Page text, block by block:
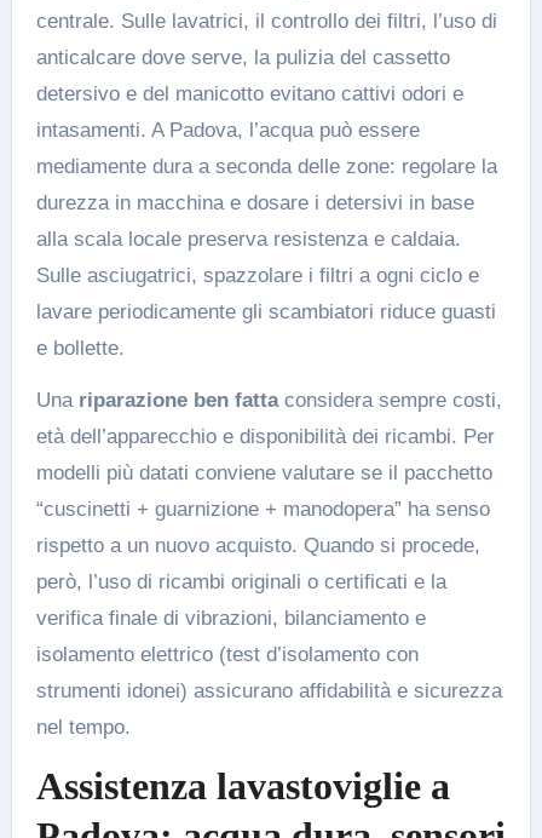
centrale. Sulle lavatrici, il controllo dei filtri, l’uso di
anticalcare dove serve, la pulizia del cassetto
detersivo e del manicotto evitano cattivi odori e
intasamenti. A Padova, l’acqua può essere
mediamente dura a seconda delle zone: regolare la
durezza in macchina e dosare i detersivi in base
alla scala locale preserva resistenza e caldaia.
Sulle asciugatrici, spazzolare i filtri a ogni ciclo e
lavare periodicamente gli scambiatori riduce guasti
e bollette.
Una riparazione ben fattaconsidera sempre costi,
età dell’apparecchio e disponibilità dei ricambi. Per
modelli più datati conviene valutare se il pacchetto
“cuscinetti + guarnizione + manodopera” ha senso
rispetto a un nuovo acquisto. Quando si procede,
però, l’uso di ricambi originali o certificati e la
verifica finale di vibrazioni, bilanciamento e
isolamento elettrico (test d’isolamento con
strumenti idonei) assicurano affidabilità e sicurezza
nel tempo.
Assistenza lavastoviglie a